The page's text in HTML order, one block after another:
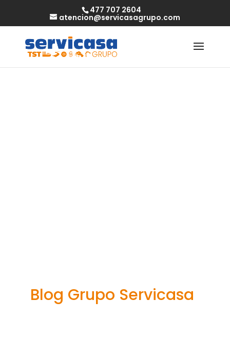
477 707 2604
atencion@servicasagrupo.com
Blog Grupo Servicasa